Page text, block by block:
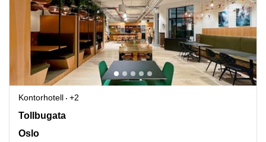
Kontorhotell
+2
Tollbugata 8, Oslo
Tollbugata
Oslo